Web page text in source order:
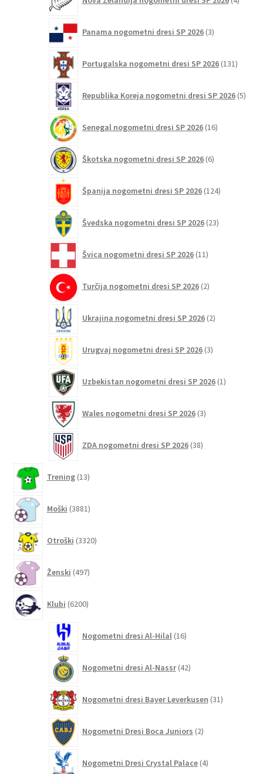
izdelki
Panama nogometni dresi SP 2026 3izdelki
Portugalska nogometni dresi SP 2026 131
Republika Koreja nogometni dresi SP 2026 5
Senegal nogometni dresi SP 2026 16izdelkov
Škotska nogometni dresi SP 2026 6izdelkov
Španija nogometni dresi SP 2026 124izdelkov
Švedska nogometni dresi SP 2026 23izdelkov
Švica nogometni dresi SP 2026 11izdelkov
Turčija nogometni dresi SP 2026 2izdelka
Ukrajina nogometni dresi SP 2026 2izdelka
Urugvaj nogometni dresi SP 2026 3izdelki
Uzbekistan nogometni dresi SP 2026 1izdelek
Wales nogometni dresi SP 2026 3izdelki
ZDA nogometni dresi SP 2026 38izdelkov
Trening 13izdelkov
Moški 3881izdelkov
Otroški 3320izdelkov
Ženski 497izdelkov
Klubi 6200izdelkov
Nogometni dresi Al-Hilal 16izdelkov
Nogometni dresi Al-Nassr 42izdelkov
Nogometni dresi Bayer Leverkusen 31izdelkov
Nogometni Dresi Boca Juniors 2izdelka
Nogometni Dresi Crystal Palace 4izdelki